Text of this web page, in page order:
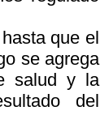
que el
se agrega
salud y la
del